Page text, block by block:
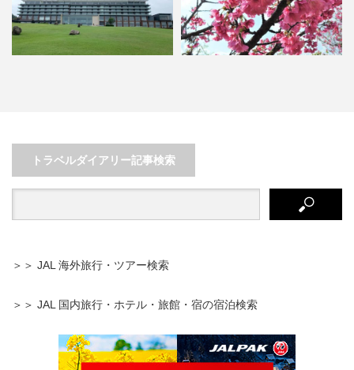
トラベルダイアリー記事検索
＞＞ JAL 海外旅行・ツアー検索
＞＞ JAL 国内旅行・ホテル・旅館・宿の宿泊検索